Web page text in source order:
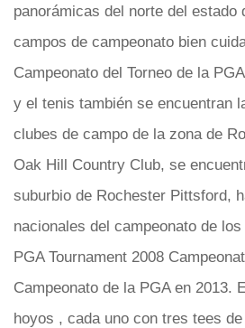
panorámicas del norte del estado
campos de campeonato bien
Campeonato del Torneo de la
y el tenis también se encuentran
clubes de campo de la zona de
Oak Hill Country Club, se
suburbio de Rochester Pittsford,
nacionales del campeonato de
PGA Tournament 2008
Campeonato de la PGA en 2013.
hoyos , cada uno con tres tees